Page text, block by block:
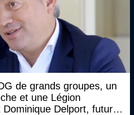
de grands groupes, un
et une Légion
Delport, futur